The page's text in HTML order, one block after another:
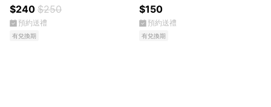
$240 $250
預約送禮
有兌換期
$150
預約送禮
有兌換期